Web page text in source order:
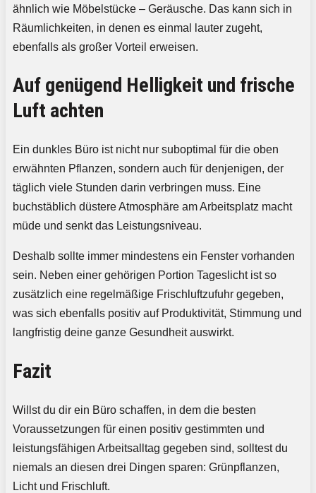
ähnlich wie Möbelstücke – Geräusche. Das kann sich in
Räumlichkeiten, in denen es einmal lauter zugeht,
ebenfalls als großer Vorteil erweisen.
Auf genügend Helligkeit und frische
Luft achten
Ein dunkles Büro ist nicht nur suboptimal für die oben
erwähnten Pflanzen, sondern auch für denjenigen, der
täglich viele Stunden darin verbringen muss. Eine
buchstäblich düstere Atmosphäre am Arbeitsplatz macht
müde und senkt das Leistungsniveau.
Deshalb sollte immer mindestens ein Fenster vorhanden
sein. Neben einer gehörigen Portion Tageslicht ist so
zusätzlich eine regelmäßige Frischluftzufuhr gegeben,
was sich ebenfalls positiv auf Produktivität, Stimmung und
langfristig deine ganze Gesundheit auswirkt.
Fazit
Willst du dir ein Büro schaffen, in dem die besten
Voraussetzungen für einen positiv gestimmten und
leistungsfähigen Arbeitsalltag gegeben sind, solltest du
niemals an diesen drei Dingen sparen: Grünpflanzen,
Licht und Frischluft.